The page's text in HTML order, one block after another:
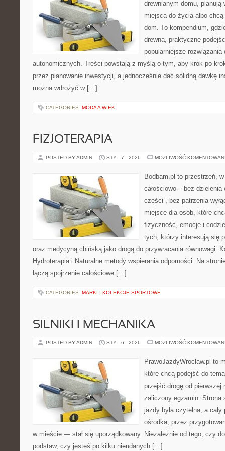
drewnianym domu, planują
miejsca do życia albo
dom. To kompendium,
drewna, praktyczne
popularniejsze rozwiązania
autonomicznych. Treści powstają z myślą o tym, aby krok po
przez planowanie inwestycji, a jednocześnie dać solidną dawkę
można wdrożyć w […]
CATEGORIES: MODA A WIEK
FIZJOTERAPIA
POSTED BY ADMIN STY - 7 - 2026 MOŻLIWOŚĆ
Bodbam.pl to przestrzeń,
całościowo – bez dzielenia
części”, bez patrzenia
miejsce dla osób, które
fizyczność, emocje i
tych, którzy interesują się
oraz medycyną chińską jako drogą do przywracania równowagi.
Hydroterapia i Naturalne metody wspierania odporności. Na
łączą spojrzenie całościowe […]
CATEGORIES: MARKI I KOLEKCJE SPORTOWE
SILNIKI I MECHANIKA
POSTED BY ADMIN STY - 6 - 2026 MOŻLIWOŚĆ
PrawoJazdyWroclaw.pl to
które chcą podejść do
przejść drogę od pierwszej
zaliczony egzamin. Strona
jazdy była czytelna, a
ośrodka, przez
w mieście — stał się uporządkowany. Niezależnie od tego, czy
podstaw, czy jesteś po kilku nieudanych […]